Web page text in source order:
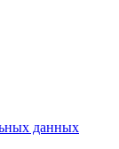
данных